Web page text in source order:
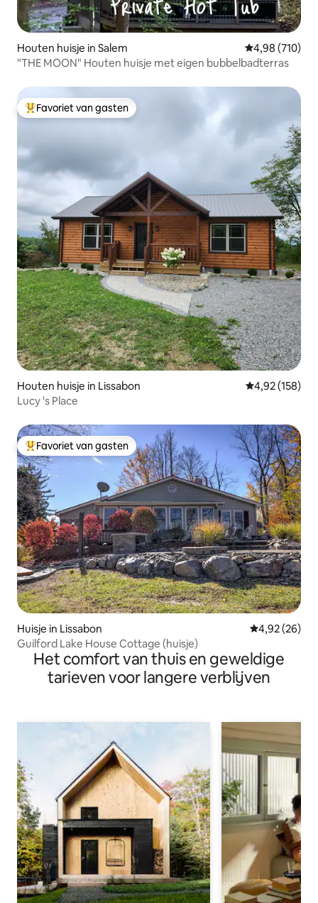
Houten huisje in Salem Gemiddelde
4,98 (710)
"THE MOON" Houten huisje met eigen bubbelbadterras
Topfavoriet van gasten
Favoriet van gasten
Houten huisje in Lissabon Gemiddelde
4,92 (158)
Lucy 's Place
Topfavoriet van gasten
Favoriet van gasten
Huisje in Lissabon Gemiddelde
4,92 (26)
Guilford Lake House Cottage (huisje)
Het comfort van thuis en geweldige
tarieven voor langere verblijven